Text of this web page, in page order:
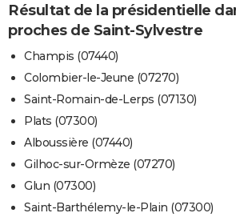
Résultat de la présidentielle
proches de Saint-Sylvestre
Champis (07440)
Colombier-le-Jeune (07270)
Saint-Romain-de-Lerps (07130)
Plats (07300)
Alboussière (07440)
Gilhoc-sur-Ormèze (07270)
Glun (07300)
Saint-Barthélemy-le-Plain (07300)